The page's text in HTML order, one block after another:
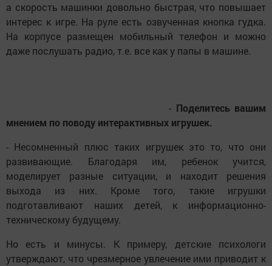
а скорость машинки довольно быстрая, что повышает
интерес к игре. На руле есть озвученная кнопка гудка.
На корпусе размещен мобильный телефон и можно
даже послушать радио, т.е. все как у папы в машине.
- Поделитесь вашим
мнением по поводу интерактивных игрушек.
- Несомненный плюс таких игрушек это то, что они
развивающие. Благодаря им, ребенок учится,
моделирует разные ситуации, и находит решения
выхода из них. Кроме того, такие игрушки
подготавливают наших детей, к информационно-
техническому будущему.
Но есть и минусы. К примеру, детские психологи
утверждают, что чрезмерное увлечение ими приводит к